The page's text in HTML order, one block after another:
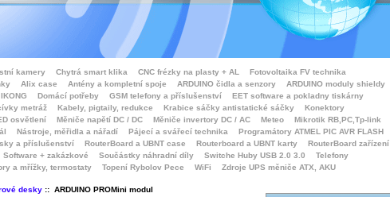
kamery Chytrá smart klika CNC frézky na plasty + AL
Fotovoltaika FV technika
Alix case Antény a kompletní spoje ARDUINO čidla a senzory
ARDUINO moduly shieldy
Domácí potřeby GSM telefony a příslušenství
EET software a pokladny tiskárny
metráž Kabely, pigtaily, redukce Krabice sáčky antistatické sáčky
Konektory
osvětlení Měniče napětí DC / DC Měniče invertory DC / AC Meteo
Mikrotik RB,PC,Tp-link
Nástroje, měřidla a nářadí Pájecí a svářecí technika
Programátory ATMEL PIC AVR FLASH
a příslušenství RouterBoard a UBNT case Routerboard a UBNT karty
RouterBoard zařízení
Software + zakázkové Součástky náhradní díly Switche Huby USB 2.0 3.0
Telefony
a mřížky, termostaty Topení Rybolov Pece WiFi Zdroje UPS měniče ATX, AKU
desky:: ARDUINO PROMini modul